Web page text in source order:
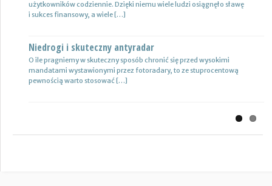
użytkowników codziennie. Dzięki niemu wiele ludzi osiągnęło sławę
i sukces finansowy, a wiele […]
Niedrogi i skuteczny antyradar
O ile pragniemy w skuteczny sposób chronić się przed wysokimi
mandatami wystawionymi przez fotoradary, to ze stuprocentową
pewnością warto stosować […]
Jest to specjalność architektoniczna, niemniej jednak również
konstrukcyjno-budowlana, inżynieryjna oraz instalacyjna. Warto
Drewutnia z palet na działkę
Wiele osób zastanawia się, jaki rodzaj drewutni ogrodowej sprawdzi
się najlepiej w sytuacji bezpiecznego przechowywania na przykład